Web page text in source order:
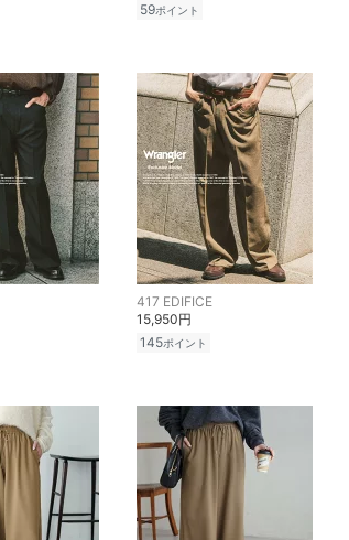
59ポイント
417 EDIFICE
15,950円
145ポイント